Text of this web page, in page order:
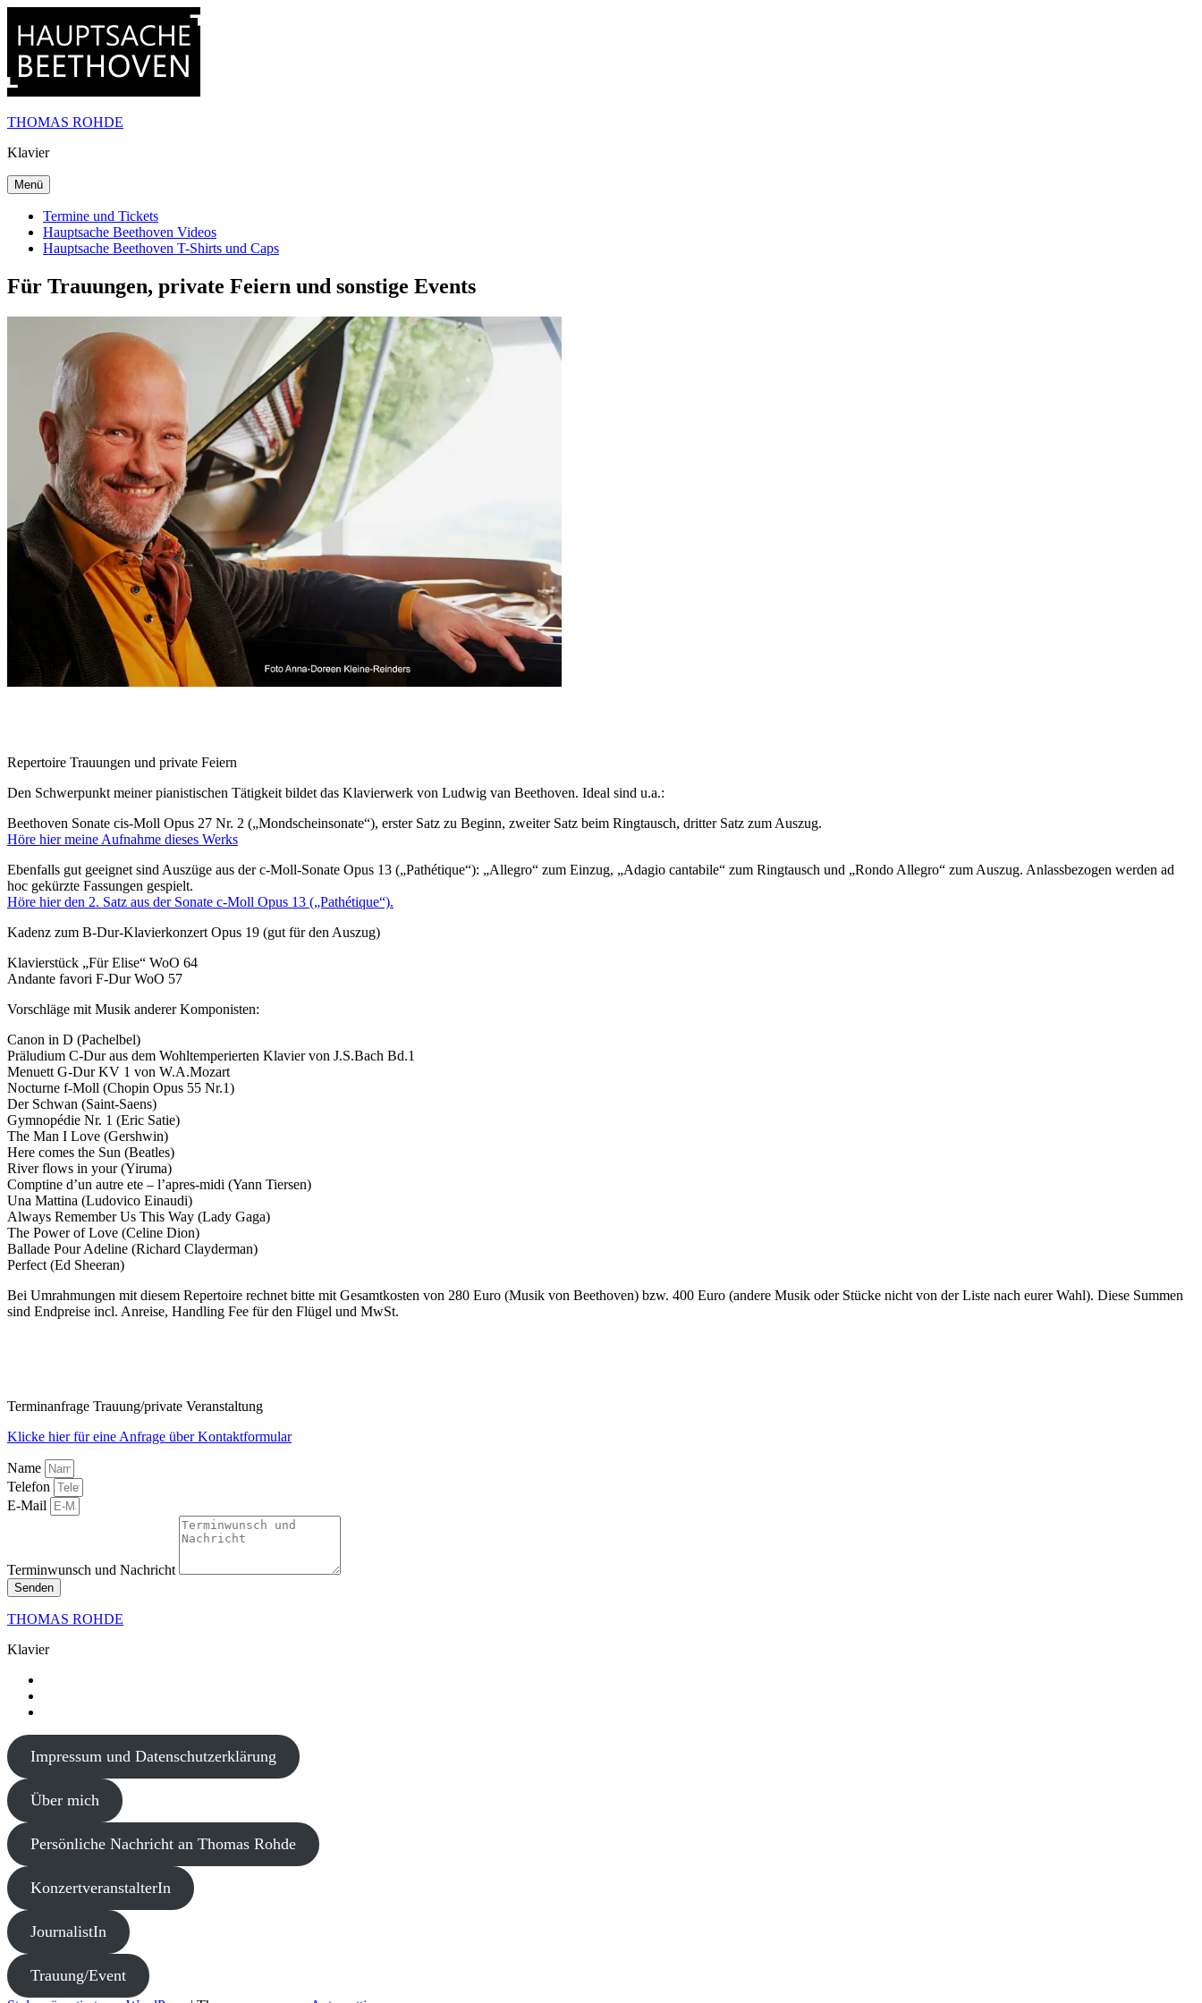
Inhalt
springen
THOMAS ROHDE
Klavier
Menü
Termine und Tickets
Hauptsache Beethoven Videos
Hauptsache Beethoven T-Shirts und Caps
Für Trauungen, private Feiern und sonstige Events
Repertoire Trauungen und private Feiern
Den Schwerpunkt meiner pianistischen Tätigkeit bildet das Klavierwerk von Ludwig van Beethoven. Ideal sind u.a.:
Beethoven Sonate cis-Moll Opus 27 Nr. 2 („Mondscheinsonate“), erster Satz zu Beginn, zweiter Satz beim Ringtausch, dritter Satz zum Auszug.
Höre hier meine Aufnahme dieses Werks
Ebenfalls gut geeignet sind Auszüge aus der c-Moll-Sonate Opus 13 („Pathétique“): „Allegro“ zum Einzug, „Adagio cantabile“ zum Ringtausch und „Rondo Allegro“ zum Auszug. Anlassbezogen werden ad
hoc gekürzte Fassungen gespielt.
Höre hier den 2. Satz aus der Sonate c-Moll Opus 13 („Pathétique“).
Kadenz zum B-Dur-Klavierkonzert Opus 19 (gut für den Auszug)
Klavierstück „Für Elise“ WoO 64
Andante favori F-Dur WoO 57
Vorschläge mit Musik anderer Komponisten:
Canon in D (Pachelbel)
Präludium C-Dur aus dem Wohltemperierten Klavier von J.S.Bach Bd.1
Menuett G-Dur KV 1 von W.A.Mozart
Nocturne f-Moll (Chopin Opus 55 Nr.1)
Der Schwan (Saint-Saens)
Gymnopédie Nr. 1 (Eric Satie)
The Man I Love (Gershwin)
Here comes the Sun (Beatles)
River flows in your (Yiruma)
Comptine d’un autre ete – l’apres-midi (Yann Tiersen)
Una Mattina (Ludovico Einaudi)
Always Remember Us This Way (Lady Gaga)
The Power of Love (Celine Dion)
Ballade Pour Adeline (Richard Clayderman)
Perfect (Ed Sheeran)
Bei Umrahmungen mit diesem Repertoire rechnet bitte mit Gesamtkosten von 280 Euro (Musik von Beethoven) bzw. 400 Euro (andere Musik oder Stücke nicht von der Liste nach eurer Wahl). Diese Summen
sind Endpreise incl. Anreise, Handling Fee für den Flügel und MwSt.
Terminanfrage Trauung/private Veranstaltung
Klicke hier für eine Anfrage über Kontaktformular
Name
Telefon
E-Mail
Terminwunsch und Nachricht
Senden
THOMAS ROHDE
Klavier
Shirts
Caps
Impressum und Datenschutzerklärung
Über mich
Persönliche Nachricht an Thomas Rohde
KonzertveranstalterIn
JournalistIn
Trauung/Event